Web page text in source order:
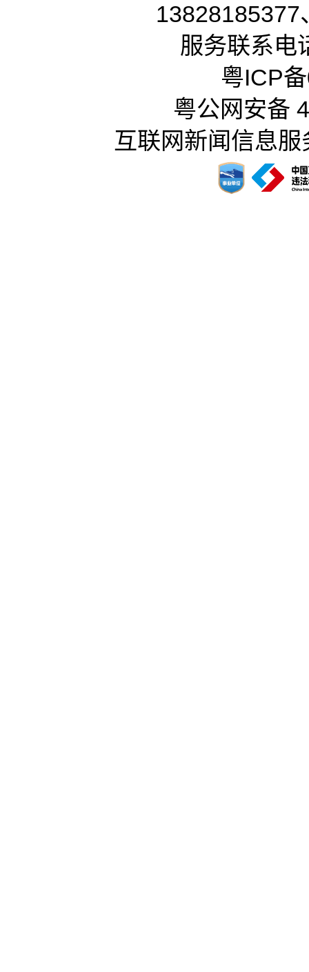
13828185377
服务联系电
粤ICP
粤公网安备
互联网新闻信息